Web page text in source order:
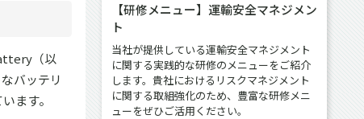
（以
バッテリ
ます。
【研修メニュー】運輸安全マネジメン
ト
当社が提供している運輸安全マネジメント
に関する実践的な研修のメニューをご紹介
します。貴社におけるリスクマネジメント
に関する取組強化のため、豊富な研修メニ
ューをぜひご活用ください。